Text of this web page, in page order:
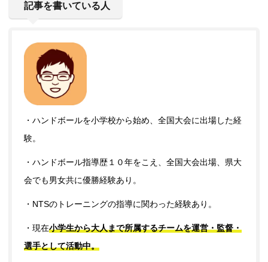
記事を書いている人
・ハンドボールを小学校から始め、全国大会に出場した経
験。
・ハンドボール指導歴１０年をこえ、全国大会出場、県大
会でも男女共に優勝経験あり。
・NTSのトレーニングの指導に関わった経験あり。
・現在小学生から大人まで所属するチームを運営・監督・
選手として活動中。